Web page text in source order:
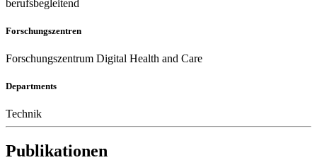
berufsbegleitend
Forschungszentren
Forschungszentrum Digital Health and Care
Departments
Technik
Publikationen